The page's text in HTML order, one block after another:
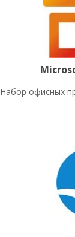
Набор офисных